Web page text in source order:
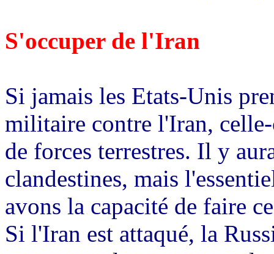
S'occuper de l'Iran
Si jamais les Etats-Unis
militaire contre l'Iran,
de forces terrestres. Il y
clandestines, mais
avons la capacité de faire
Si l'Iran est attaqué, la